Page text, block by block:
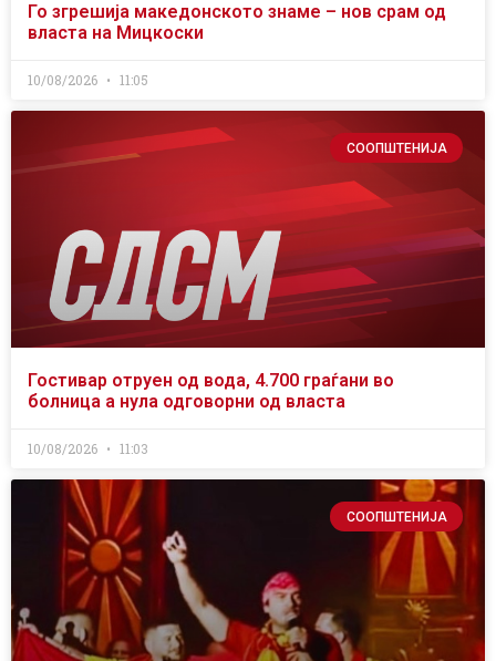
Го згрешија македонското знаме – нов срам од
власта на Мицкоски
10/08/2026 11:05
СООПШТЕНИЈА
Гостивар отруен од вода, 4.700 граѓани во
болница а нула одговорни од власта
10/08/2026 11:03
СООПШТЕНИЈА